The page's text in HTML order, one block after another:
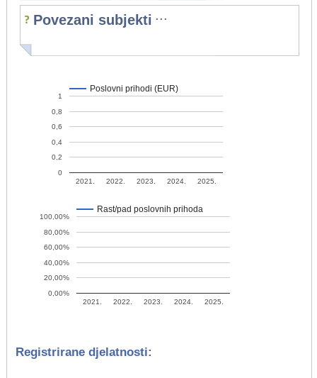
Povezani subjekti ...
Poslovni prihodi (EUR)
2021. 2022. 2023. 2024. 2025.
0
0,2
0,4
0,6
0,8
1
Rast/pad poslovnih prihoda
2021. 2022. 2023. 2024. 2025.
0,00%
20,00%
40,00%
60,00%
80,00%
100,00%
Registrirane djelatnosti: